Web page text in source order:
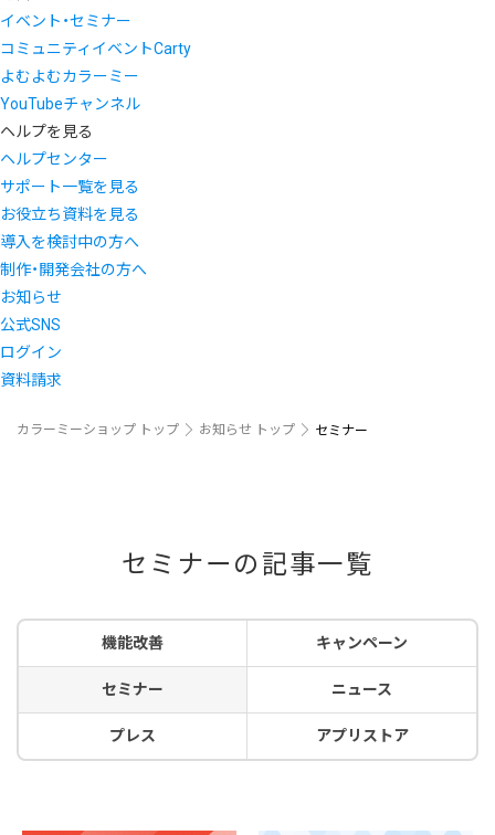
イベント・セミナー
コミュニティイベントCarty
よむよむカラーミー
YouTubeチャンネル
ヘルプを見る
ヘルプセンター
サポート一覧を見る
お役立ち資料を見る
導入を検討中の方へ
制作・開発会社の方へ
お知らせ
公式SNS
ログイン
資料請求
カラーミーショップ トップ お知らせ トップ セミナー
セミナーの記事一覧
機能改善 キャンペーン
セミナー ニュース
プレス アプリストア